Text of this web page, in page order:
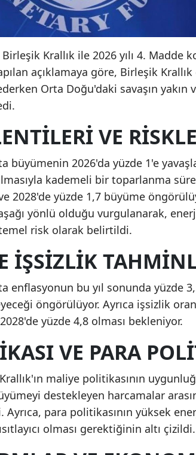
Krallık ile 2026 yılı 4. Madde
açıklamaya göre, Birleşik
Orta Doğu'daki savaşın yakın
VE
büyümenin 2026'da yüzde 1'e
kademeli bir toparlanma
2028'de yüzde 1,7 büyüme
yönlü olduğu vurgulanarak,
risk olarak belirtildi.
İŞSIZLIK
enflasyonun bu yıl sonunda yüzde
öngörülüyor. Ayrıca işsizlik
yüzde 4,8 olması bekleniyor.
VE PARA
maliye politikasının
destekleyen harcamalar
para politikasının yüksek
olması gerektiğinin altı çizildi.